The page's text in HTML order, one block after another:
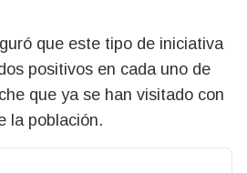
que este tipo de iniciativa
positivos en cada uno de
que ya se han visitado con
la población.